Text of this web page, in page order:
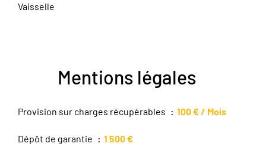
Vaisselle
Mentions légales
Provision sur charges récupérables 100 € / Mois
Dépôt de garantie 1 500 €